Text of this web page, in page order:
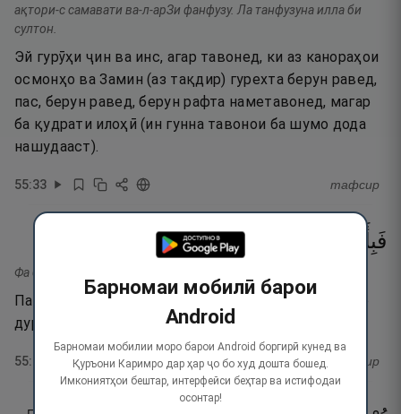
ақтори-с самавати ва-л-арЗи фанфузу. Ла танфузуна илла би
султон.
Эй гурӯҳи ҷин ва инс, агар тавонед, ки аз канораҳои
осмонҳо ва Замин (аз тақдир) гурехта берун равед,
пас, берун равед, берун рафта наметавонед, магар
ба қудрати илоҳӣ (ин гунна тавонои ба шумо дода
нашудааст).
55:33 тафсир
فَبِأَىِّ تُكَذِّبَانِ ۝٣٤
Фа би аййи алаи Раббикума туказзибан.
Пас, кадом яке аз неъматҳои Парвардигори худро
дурӯғ меҳисобед?
55: тафсир
Барномаи мобилӣ барои
Android
Барномаи мобилии моро барои Android боргирӣ кунед ва
Қуръони Каримро дар ҳар ҷо бо худ дошта бошед.
Имкониятҳои бештар, интерфейси беҳтар ва истифодаи
осонтар!